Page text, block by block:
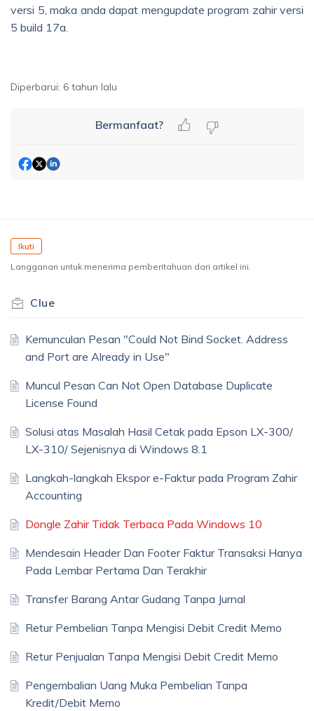
versi 5, maka anda dapat mengupdate program zahir versi
5 build 17a.
Diperbarui: 6 tahun lalu
Bermanfaat?
Ikuti
Langganan untuk menerima pemberitahuan dari artikel ini.
Clue
Kemunculan Pesan "Could Not Bind Socket. Address
and Port are Already in Use"
Muncul Pesan Can Not Open Database Duplicate
License Found
Solusi atas Masalah Hasil Cetak pada Epson LX-300/
LX-310/ Sejenisnya di Windows 8.1
Langkah-langkah Ekspor e-Faktur pada Program Zahir
Accounting
Dongle Zahir Tidak Terbaca Pada Windows 10
Mendesain Header Dan Footer Faktur Transaksi Hanya
Pada Lembar Pertama Dan Terakhir
Transfer Barang Antar Gudang Tanpa Jurnal
Retur Pembelian Tanpa Mengisi Debit Credit Memo
Retur Penjualan Tanpa Mengisi Debit Credit Memo
Pengembalian Uang Muka Pembelian Tanpa
Kredit/Debit Memo